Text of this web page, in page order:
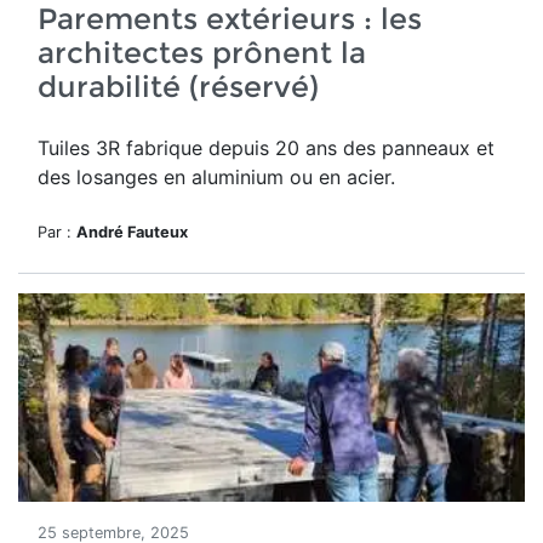
Parements extérieurs : les
architectes prônent la
durabilité (réservé)
Tuiles 3R fabrique depuis 20 ans des panneaux et
des losanges en aluminium ou en acier.
Par : André Fauteux
25 septembre, 2025